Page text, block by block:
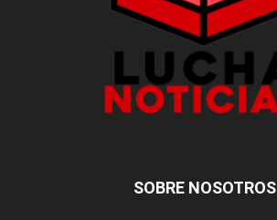
SOBRE NOSOTROS